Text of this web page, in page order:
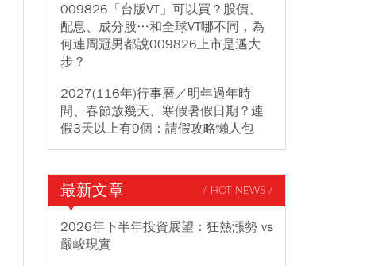
009826「台版VT」可以買？股價、
配息、成分股…和全球VT哪不同，為
何連周冠男都說009826上市是邁大
步？
2027(116年)行事曆／明年過年時
間、春節放幾天、寒假暑假日期？連
假3天以上有9個：請假攻略懶人包
最新文章 / HOT NEWS /
2026年下半年投資展望：狂熱漲勢 vs
嚴峻現實